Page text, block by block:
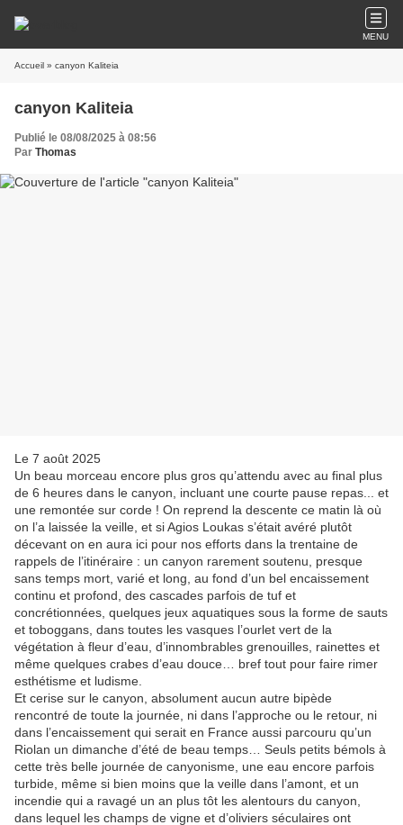
MENU
Accueil » canyon Kaliteia
canyon Kaliteia
Publié le 08/08/2025 à 08:56
Par Thomas
Le 7 août 2025
Un beau morceau encore plus gros qu’attendu avec au final plus
de 6 heures dans le canyon, incluant une courte pause repas... et
une remontée sur corde ! On reprend la descente ce matin là où
on l’a laissée la veille, et si Agios Loukas s’était avéré plutôt
décevant on en aura ici pour nos efforts dans la trentaine de
rappels de l’itinéraire : un canyon rarement soutenu, presque
sans temps mort, varié et long, au fond d’un bel encaissement
continu et profond, des cascades parfois de tuf et
concrétionnées, quelques jeux aquatiques sous la forme de sauts
et toboggans, dans toutes les vasques l’ourlet vert de la
végétation à fleur d’eau, d’innombrables grenouilles, rainettes et
même quelques crabes d’eau douce… bref tout pour faire rimer
esthétisme et ludisme.
Et cerise sur le canyon, absolument aucun autre bipède
rencontré de toute la journée, ni dans l’approche ou le retour, ni
dans l’encaissement qui serait en France aussi parcouru qu’un
Riolan un dimanche d’été de beau temps… Seuls petits bémols à
cette très belle journée de canyonisme, une eau encore parfois
turbide, même si bien moins que la veille dans l’amont, et un
incendie qui a ravagé un an plus tôt les alentours du canyon,
dans lequel les champs de vigne et d’oliviers séculaires ont